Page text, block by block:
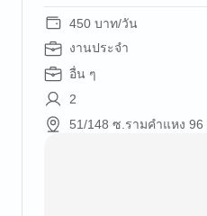
450 บาท/วัน
งานประจำ
อื่น ๆ
2
51/148 ซ.รามคำแหง